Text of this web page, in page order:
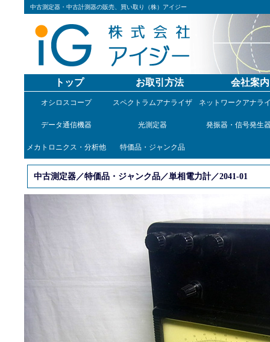
中古測定器・中古計測器の販売、買い取り（株）アイジー
トップ お取引方法 会社案内
オシロスコープ スペクトラムアナライザ ネットワークアナラ
データ通信機器 光測定器 発振器・信号発生
メカトロニクス・分析他 特価品・ジャンク品
中古測定器／特価品・ジャンク品／単相電力計／2041-01